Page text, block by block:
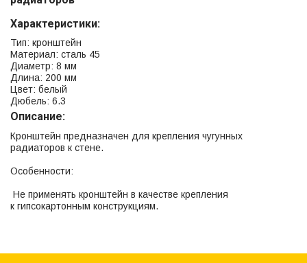
Характеристики:
Тип: кронштейн
Материал: сталь 45
Диаметр: 8 мм
Длина: 200 мм
Цвет: белый
Дюбель: 6.3
Описание:
Кронштейн предназначен для крепления чугунных
радиаторов к стене.
Особенности:
Не применять кронштейн в качестве крепления
к гипсокартонным конструкциям.